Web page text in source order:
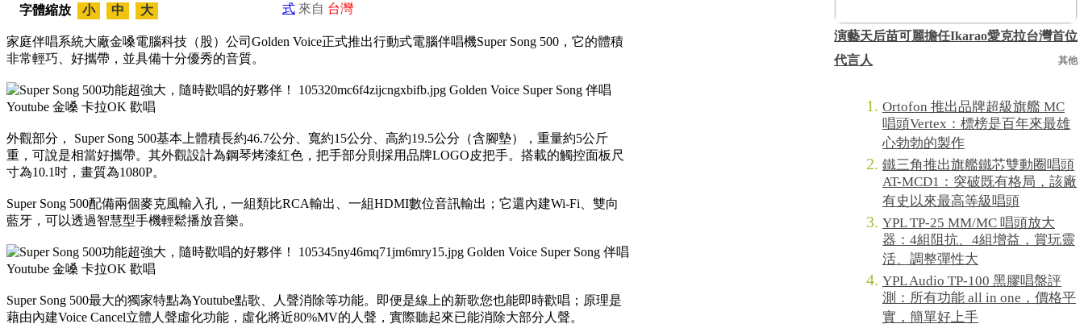
式 來自 台灣
字體縮放 小 中 大
家庭伴唱系統大廠金嗓電腦科技（股）公司Golden Voice正式推出行動式電腦伴唱機Super Song 500，它的體積
非常輕巧、好攜帶，並具備十分優秀的音質。
外觀部分， Super Song 500基本上體積長約46.7公分、寬約15公分、高約19.5公分（含腳墊），重量約5公斤
重，可說是相當好攜帶。其外觀設計為鋼琴烤漆紅色，把手部分則採用品牌LOGO皮把手。搭載的觸控面板尺
寸為10.1吋，畫質為1080P。
Super Song 500配備兩個麥克風輸入孔，一組類比RCA輸出、一組HDMI數位音訊輸出；它還內建Wi-Fi、雙向
藍牙，可以透過智慧型手機輕鬆播放音樂。
Super Song 500最大的獨家特點為Youtube點歌、人聲消除等功能。即便是線上的新歌您也能即時歡唱；原理是
藉由內建Voice Cancel立體人聲虛化功能，虛化將近80%MV的人聲，實際聽起來已能消除大部分人聲。
演藝天后苗可麗擔任Ikarao愛克拉台灣首位
代言人
其他
Ortofon 推出品牌超級旗艦 MC
唱頭Vertex：標榜是百年來最雄
心勃勃的製作
鐵三角推出旗艦鐵芯雙動圈唱頭
AT-MCD1：突破既有格局，該廠
有史以來最高等級唱頭
YPL TP-25 MM/MC 唱頭放大
器：4組阻抗、4組增益，賞玩靈
活、調整彈性大
YPL Audio TP-100 黑膠唱盤評
測：所有功能 all in one，價格平
實，簡單好上手